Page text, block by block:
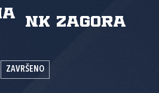
NK Zagora
ZAVRŠENO